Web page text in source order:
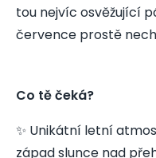
tou nejvíc osvěžující
července prostě
Co tě čeká?
✨ Unikátní letní
západ slunce nad